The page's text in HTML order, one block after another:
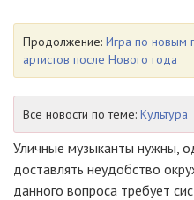
Продолжение: Игра по новым
артистов после Нового года
Все новости по теме: Культура
Уличные музыканты нужны,
доставлять неудобство
данного вопроса требует